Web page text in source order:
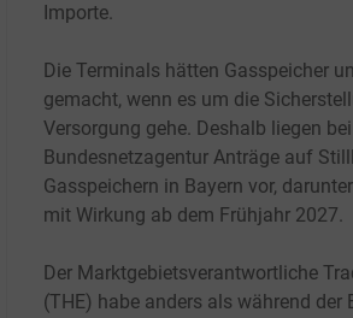
Importe.
Die Terminals hätten Gasspeicher
gemacht, wenn es um die
Versorgung gehe. Deshalb liegen
Bundesnetzagentur Anträge auf
Gasspeichern in Bayern vor,
mit Wirkung ab dem Frühjahr 2027.
Der Marktgebietsverantwortliche
(THE) habe anders als während der